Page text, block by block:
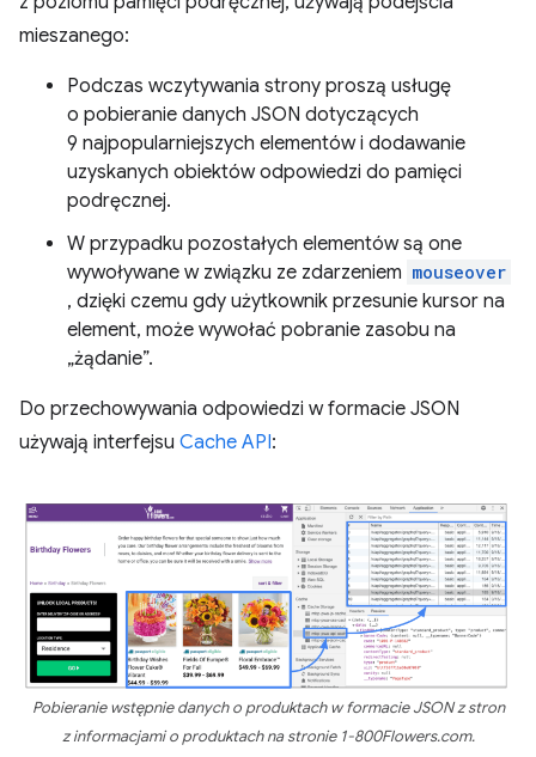
mieszanego:
Podczas wczytywania strony proszą usługę
o pobieranie danych JSON dotyczących
9 najpopularniejszych elementów i dodawanie
uzyskanych obiektów odpowiedzi do pamięci
podręcznej.
W przypadku pozostałych elementów są one
wywoływane w związku ze zdarzeniem mouseover
, dzięki czemu gdy użytkownik przesunie kursor na
element, może wywołać pobranie zasobu na
„żądanie”.
Do przechowywania odpowiedzi w formacie JSON
używają interfejsu Cache API:
Pobieranie wstępnie danych o produktach w formacie JSON z stron
z informacjami o produktach na stronie 1-800Flowers.com.